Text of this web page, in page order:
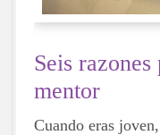
Seis
mentor
Cuando eras